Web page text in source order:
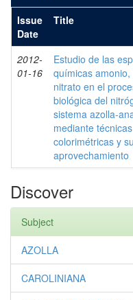
Issue
Date
Title
2012-
01-16
Estudio de las
químicas amonio,
nitrato en el
biológica del
sistema azolla-
mediante técnicas
colorimétricas y su
aprovechamiento
Discover
Subject
AZOLLA
CAROLINIANA